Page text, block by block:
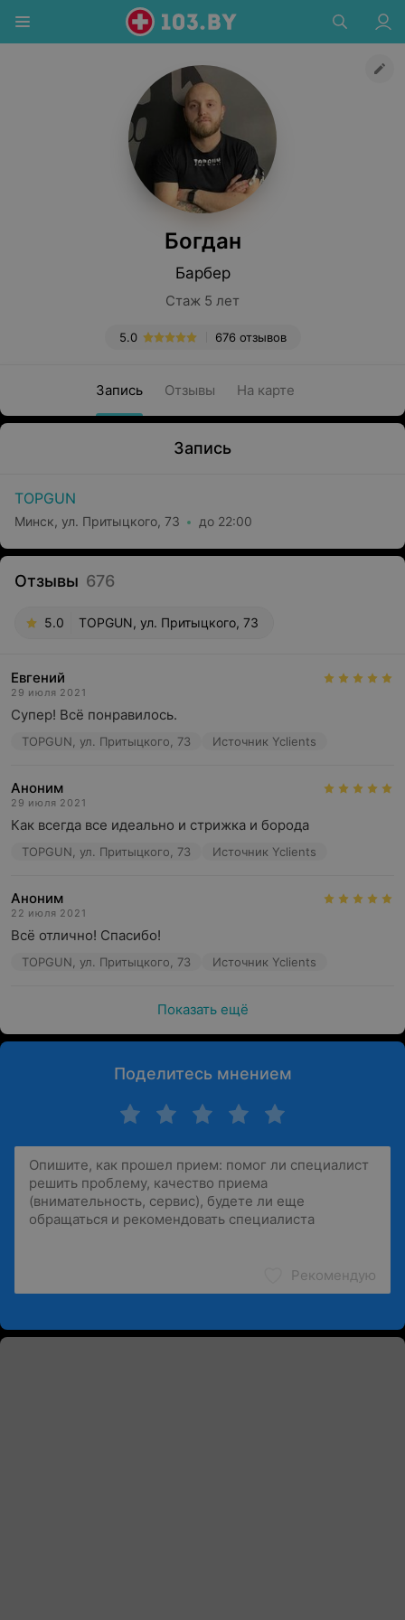
Богдан
Барбер
Стаж 5 лет
676 отзывов
5.0
Запись Отзывы На карте
Запись
TOPGUN
Минск, ул. Притыцкого, 73 до 22:00
Отзывы 676
5.0 TOPGUN, ул. Притыцкого, 73
Евгений
29 июля 2021
Супер! Всё понравилось.
TOPGUN, ул. Притыцкого, 73 Источник Yclients
Аноним
29 июля 2021
Как всегда все идеально и стрижка и борода
TOPGUN, ул. Притыцкого, 73 Источник Yclients
Аноним
22 июля 2021
Всё отлично! Спасибо!
TOPGUN, ул. Притыцкого, 73 Источник Yclients
Показать ещё
Поделитесь мнением
Рекомендую